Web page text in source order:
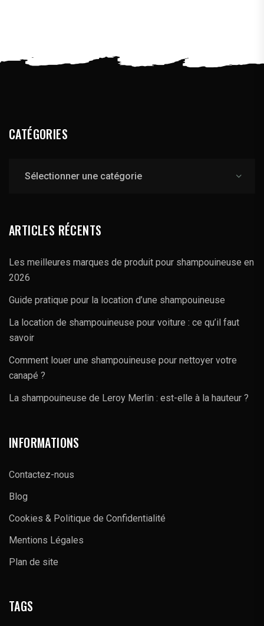
CATÉGORIES
ARTICLES RÉCENTS
Les meilleures marques de produit pour shampouineuse en
2026
Guide pratique pour la location d’une shampouineuse
La location de shampouineuse pour voiture : ce qu’il faut
savoir
Comment louer une shampouineuse pour nettoyer votre
canapé ?
La shampouineuse de Leroy Merlin : est-elle à la hauteur ?
INFORMATIONS
Contactez-nous
Blog
Cookies & Politique de Confidentialité
Mentions Légales
Plan de site
TAGS